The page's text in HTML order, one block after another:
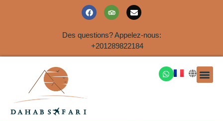
Des questions? Appelez-nous:
+201289822184